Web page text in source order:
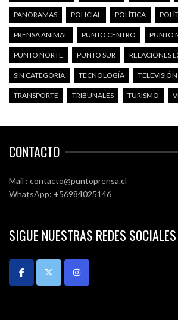
PANORAMAS POLICIAL POLÍTICA
PRENSA ANIMAL PUNTO CENTRO PUNTO
PUNTO NORTE PUNTO SUR RELACIONES
SIN CATEGORÍA TECNOLOGÍA TELEVISIÓN
TRANSPORTE TRIBUNALES TURISMO
CONTACTO
Mail : contacto@puntoprensa.cl
WhatsApp: +56984025146
SIGUE NUESTRAS REDES SOCIALES